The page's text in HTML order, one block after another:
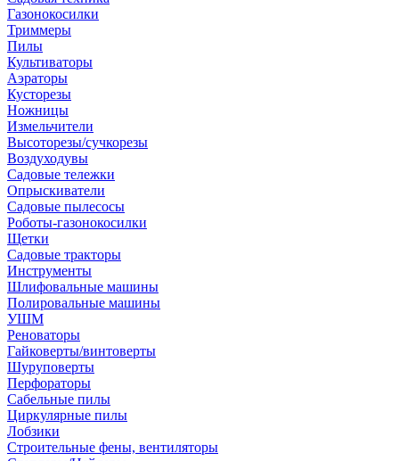
Газонокосилки
Триммеры
Пилы
Культиваторы
Аэраторы
Кусторезы
Ножницы
Измельчители
Высоторезы/сучкорезы
Воздуходувы
Садовые тележки
Опрыскиватели
Садовые пылесосы
Роботы-газонокосилки
Щетки
Садовые тракторы
Инструменты
Шлифовальные машины
Полировальные машины
УШМ
Реноваторы
Гайковерты/винтоверты
Шуруповерты
Перфораторы
Сабельные пилы
Циркулярные пилы
Лобзики
Строительные фены, вентиляторы